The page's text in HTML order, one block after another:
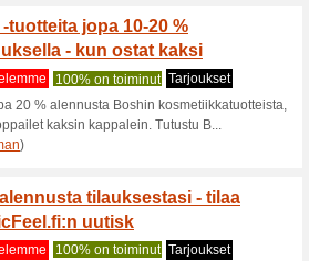
Storytel
josta